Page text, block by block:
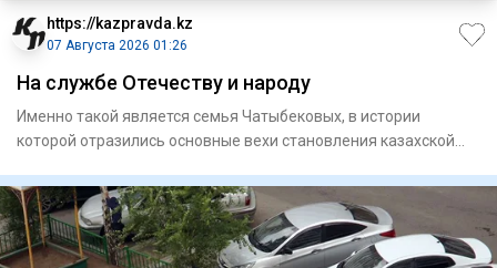
https://kazpravda.kz
07 Августа 2026 01:26
На службе Отечеству и народу
Именно такой является семья Чатыбековых, в истории
которой отразились основные вехи становления казахской